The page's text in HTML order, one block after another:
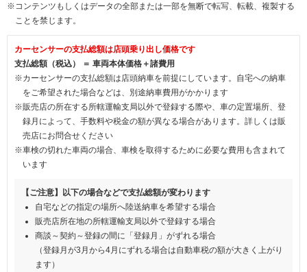
※コンテンツもしくはデータの全部または一部を無断で転写、転載、複製する
ことを禁じます。
カーセンサーの支払総額は店頭乗り出し価格です
支払総額（税込） ＝ 車両本体価格＋諸費用
※カーセンサーの支払総額は店頭納車を前提にしています。自宅への納車
をご希望された場合などは、別途納車費用がかかります
※販売店の所在する所轄運輸支局以外で登録する際や、車の定置場所、登
録月によって、手数料や税金の額が異なる場合があります。詳しくは販
売店にお問合せください
※車検の切れた車両の場合、車検を取得するために必要な費用も含まれて
います
【ご注意】以下の場合などで支払総額が変わります
自宅などの指定の場所へ陸送納車を希望する場合
販売店所在地の所轄運輸支局以外で登録する場合
商談～契約～登録の間に「登録月」がずれる場合
（登録月が3月から4月にずれる場合は自動車税の額が大きく上がり
ます）